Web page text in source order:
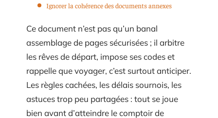
Ignorer la cohérence des documents annexes
Ce document n’est pas qu’un banal
assemblage de pages sécurisées ; il arbitre
les rêves de départ, impose ses codes et
rappelle que voyager, c’est surtout anticiper.
Les règles cachées, les délais sournois, les
astuces trop peu partagées : tout se joue
bien avant d’atteindre le comptoir de